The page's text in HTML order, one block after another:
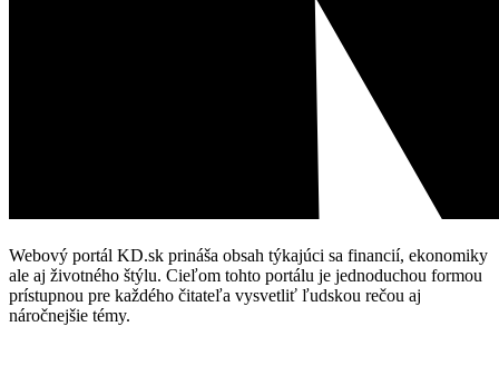
Webový portál KD.sk prináša obsah týkajúci sa financií, ekonomiky
ale aj životného štýlu. Cieľom tohto portálu je jednoduchou formou
prístupnou pre každého čitateľa vysvetliť ľudskou rečou aj
náročnejšie témy.